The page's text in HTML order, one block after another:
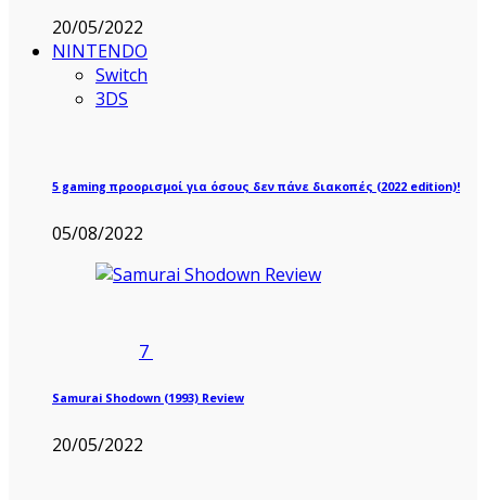
20/05/2022
NINTENDO
Switch
3DS
5 gaming προορισμοί για όσους δεν πάνε διακοπές (2022 edition)!
05/08/2022
7
Samurai Shodown (1993) Review
20/05/2022